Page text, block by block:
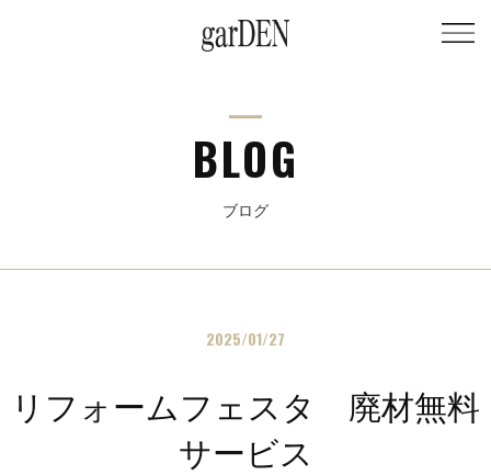
BLOG
ブログ
2025/01/27
リフォームフェスタ 廃材無料
サービス